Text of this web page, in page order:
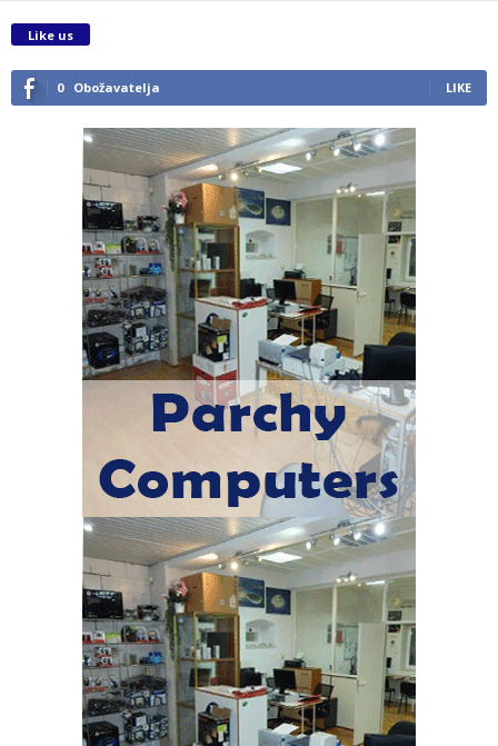
Like us
0 Obožavatelja LIKE